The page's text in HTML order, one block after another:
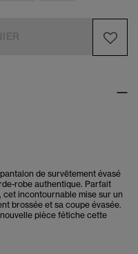
de survêtement évasé
robe authentique. Parfait
incontournable mise sur un
brossée et sa coupe évasée.
pièce fétiche cette